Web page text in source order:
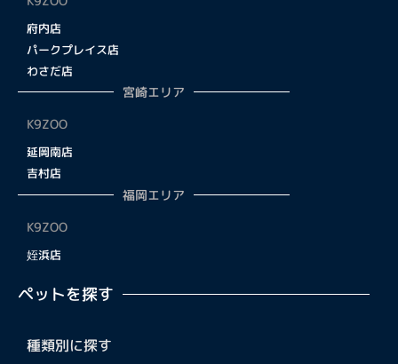
府内店
パークプレイス店
わさだ店
宮崎エリア
K9ZOO
延岡南店
吉村店
福岡エリア
K9ZOO
姪浜店
ペットを探す
種類別に探す